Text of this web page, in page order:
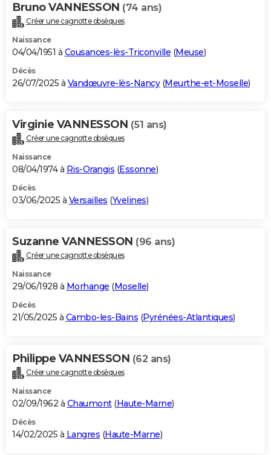
Alimentation
Guide de la santé
Maladies
Médicaments
Sommeil
VOYAGE
Destinations
City break
Voyage nature
Voyage de noces
Forum
Climat
+PHOTO
GUIDES D'ACHAT
BONS PLANS
Carte de Noël
Carte Bonne année
Carte Saint-Valentin
Carte Pâques
Carte d'anniversaire
DICTIONNAIRE
Dictionnaire
Biographies
Citations
Expressions
Proverbes
PROGRAMME TV
S'inscrire
Se connecter
Lycées
Collèges
Primaires
Universités
Entreprises
Service militaire
Avis de recherche
AVIS DE DÉCÈS
Bricolage
Lifestyle
Culture
Sport
Auto
Television
Voyage
Cinema
Bruno VANNESSON (74 ans)
Créer une cagnotte obsèques
Naissance
04/04/1951 à Cousances-lès-Triconville (Meuse)
Décès
26/07/2025 à Vandœuvre-lès-Nancy(Meurthe-et-Moselle)
Virginie VANNESSON (51 ans)
Créer une cagnotte obsèques
Naissance
08/04/1974 à Ris-Orangis (Essonne)
Décès
03/06/2025 à Versailles (Yvelines)
Suzanne VANNESSON (96 ans)
Créer une cagnotte obsèques
Naissance
29/06/1928 à Morhange (Moselle)
Décès
21/05/2025 à Cambo-les-Bains (Pyrénées-Atlantiques)
Philippe VANNESSON (62 ans)
Créer une cagnotte obsèques
Naissance
02/09/1962 à Chaumont(Haute-Marne)
Décès
14/02/2025 à Langres (Haute-Marne)